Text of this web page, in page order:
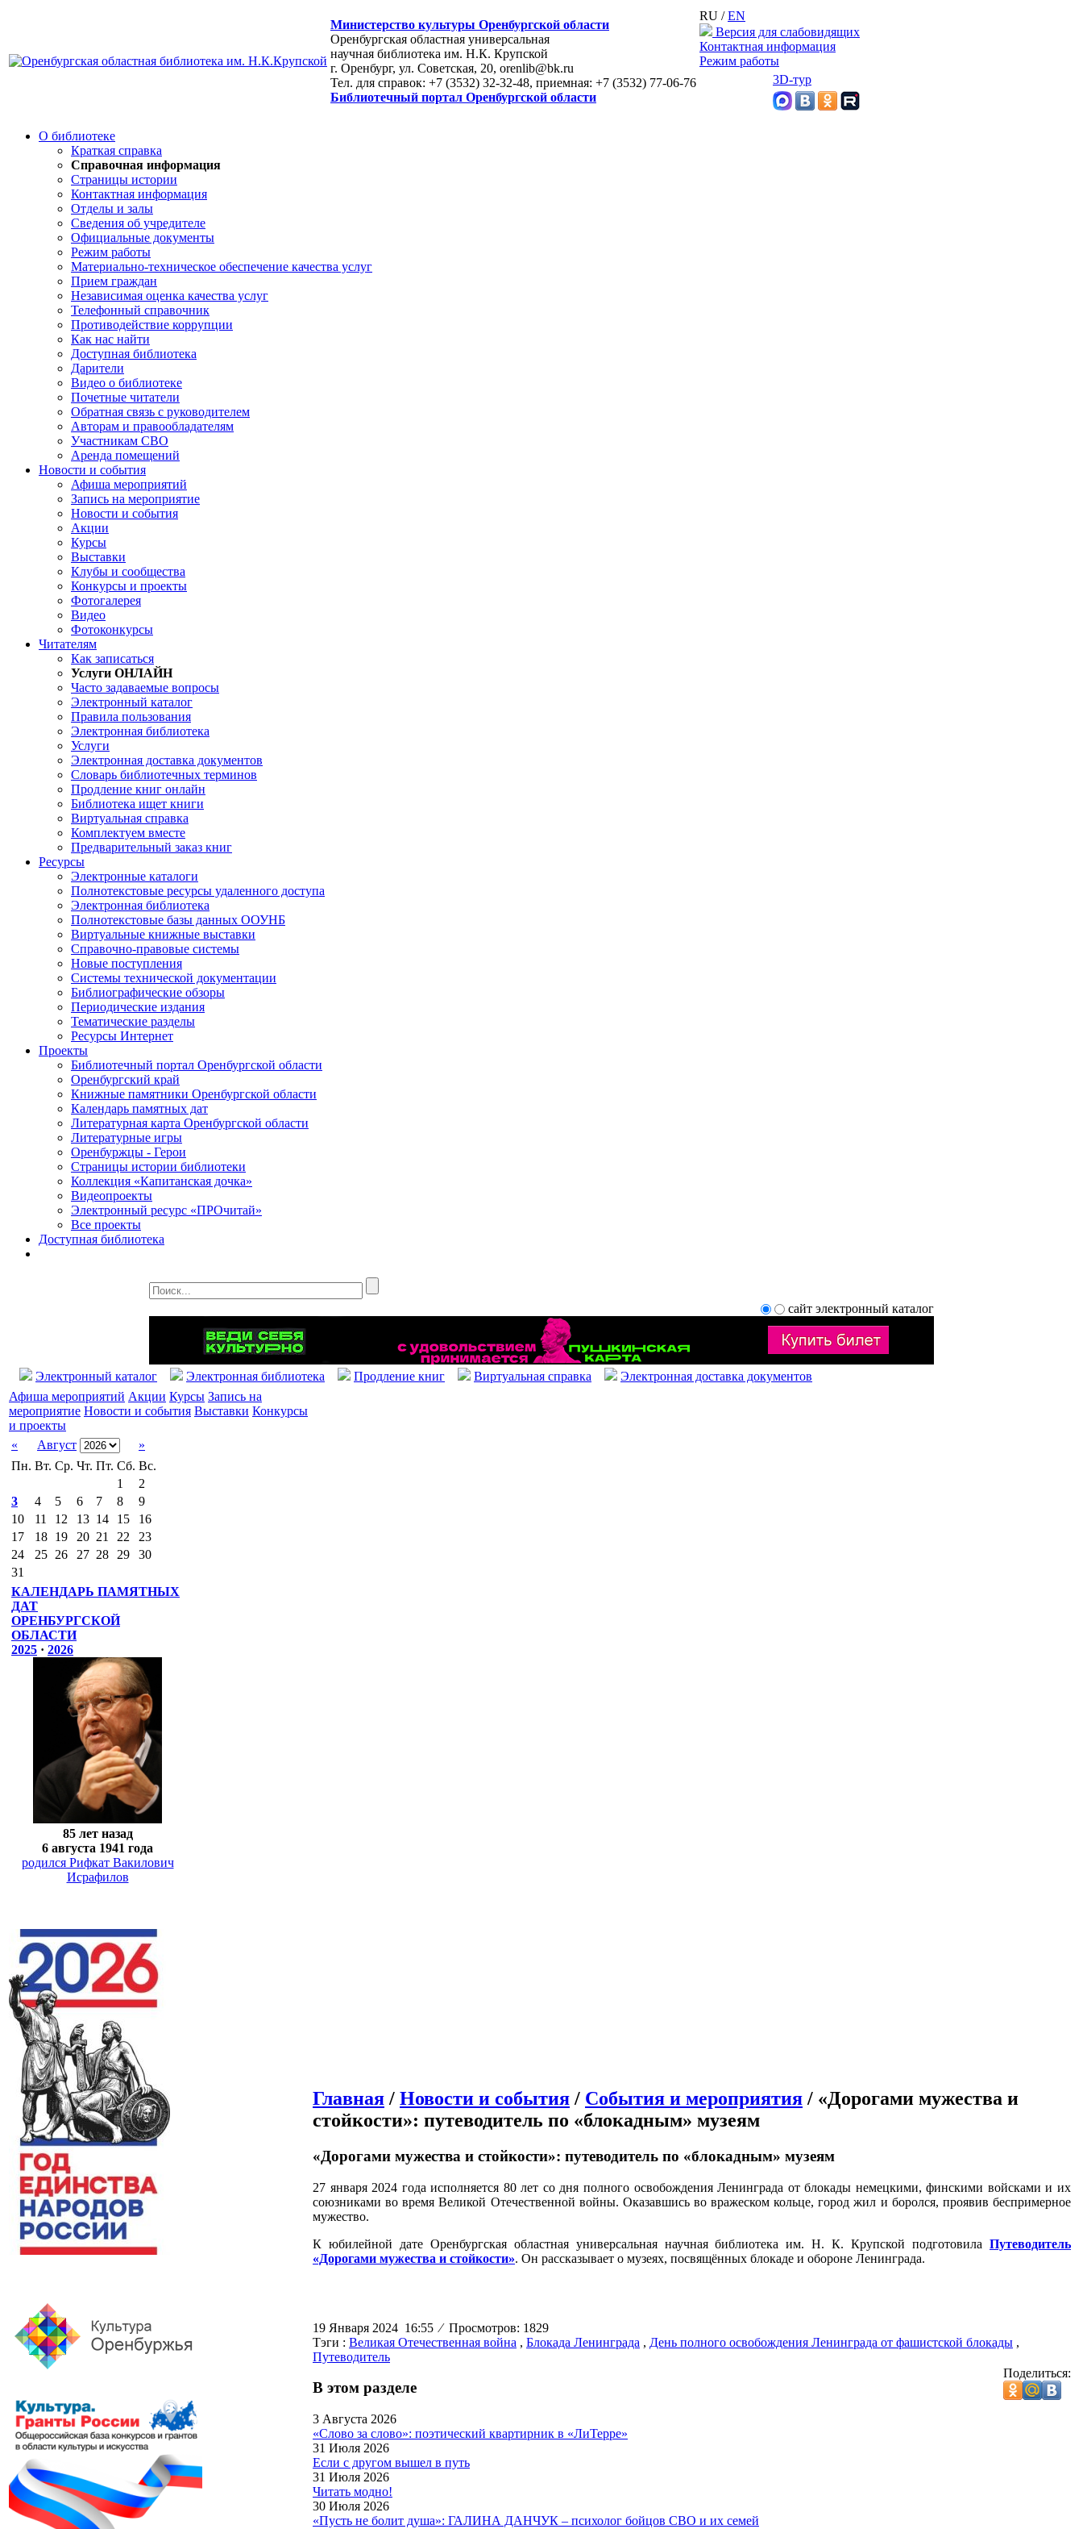
Министерство культуры Оренбургской области
Оренбургская областная универсальная
научная библиотека им. Н.К. Крупской
г. Оренбург, ул. Советская, 20, orenlib@bk.ru
Тел. для справок: +7 (3532) 32-32-48, приемная: +7 (3532) 77-06-76
Библиотечный портал Оренбургской области
RU /EN
Версия для слабовидящих
Контактная информация
Режим работы
3D-тур
О библиотеке
Краткая справка
Справочная информация
Страницы истории
Контактная информация
Отделы и залы
Сведения об учредителе
Официальные документы
Режим работы
Материально-техническое обеспечение качества услуг
Прием граждан
Независимая оценка качества услуг
Телефонный справочник
Противодействие коррупции
Как нас найти
Доступная библиотека
Дарители
Видео о библиотеке
Почетные читатели
Обратная связь с руководителем
Авторам и правообладателям
Участникам СВО
Аренда помещений
Новости и события
Афиша мероприятий
Запись на мероприятие
Новости и события
Акции
Курсы
Выставки
Клубы и сообщества
Конкурсы и проекты
Фотогалерея
Видео
Фотоконкурсы
Читателям
Как записаться
Услуги ОНЛАЙН
Часто задаваемые вопросы
Электронный каталог
Правила пользования
Электронная библиотека
Услуги
Электронная доставка документов
Словарь библиотечных терминов
Продление книг онлайн
Библиотека ищет книги
Виртуальная справка
Комплектуем вместе
Предварительный заказ книг
Ресурсы
Электронные каталоги
Полнотекстовые ресурсы удаленного доступа
Электронная библиотека
Полнотекстовые базы данных ООУНБ
Виртуальные книжные выставки
Справочно-правовые системы
Новые поступления
Cистемы технической документации
Библиографические обзоры
Периодические издания
Тематические разделы
Ресурсы Интернет
Проекты
Библиотечный портал Оренбургской области
Оренбургский край
Книжные памятники Оренбургской области
Календарь памятных дат
Литературная карта Оренбургской области
Литературные игры
Оренбуржцы - Герои
Страницы истории библиотеки
Коллекция «Капитанская дочка»
Видеопроекты
Электронный ресурс «ПРОчитай»
Все проекты
Доступная библиотека
сайт электронный каталог
Электронный каталог Электронная библиотека Продление книг Виртуальная справка
Электронная доставка документов
Афиша мероприятий Акции Курсы Запись на
мероприятие Новости и события Выставки Конкурсы
и проекты
«
Август
»
Пн. Вт. Ср. Чт. Пт. Сб. Вс.
1
2
3
4 5 6 7 8
9
10
11 12 13 14 15
16
17
18 19 20 21 22
23
24
25 26 27 28 29
30
31
КАЛЕНДАРЬ ПАМЯТНЫХ
ДАТ
ОРЕНБУРГСКОЙ
ОБЛАСТИ
2025 · 2026
85 лет назад
6 августа 1941 года
родился Рифкат Вакилович
Исрафилов
Главная / Новости и события / События и мероприятия / «Дорогами мужества и
стойкости»: путеводитель по «блокадным» музеям
«Дорогами мужества и стойкости»: путеводитель по «блокадным» музеям
27 января 2024 года исполняется 80 лет со дня полного освобождения Ленинграда от блокады немецкими, финскими войсками и их
союзниками во время Великой Отечественной войны. Оказавшись во вражеском кольце, город жил и боролся, проявив беспримерное
мужество.
К юбилейной дате Оренбургская областная универсальная научная библиотека им. Н. К. Крупской подготовила Путеводитель
«Дорогами мужества и стойкости». Он рассказывает о музеях, посвящённых блокаде и обороне Ленинграда.
19 Января 2024 16:55⁄Просмотров: 1829
Тэги : Великая Отечественная война , Блокада Ленинграда , День полного освобождения Ленинграда от фашистской блокады ,
Путеводитель
Поделиться:
В этом разделе
3 Августа 2026
«Слово за слово»: поэтический квартирник в «ЛиТерре»
31 Июля 2026
Если с другом вышел в путь
31 Июля 2026
Читать модно!
30 Июля 2026
«Пусть не болит душа»: ГАЛИНА ДАНЧУК – психолог бойцов СВО и их семей